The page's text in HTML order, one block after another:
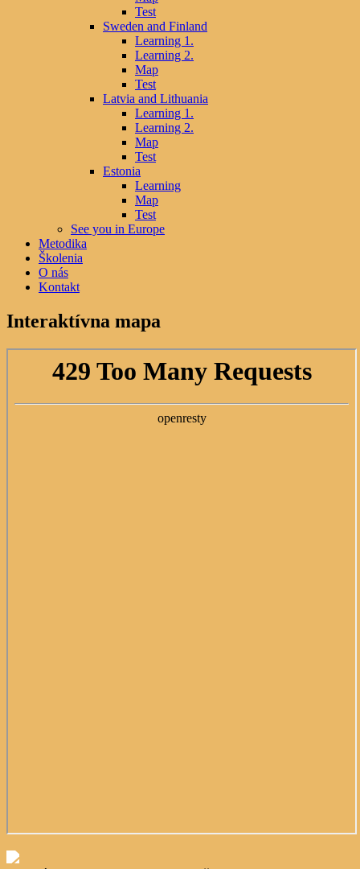
Test
Sweden and Finland
Learning 1.
Learning 2.
Map
Test
Latvia and Lithuania
Learning 1.
Learning 2.
Map
Test
Estonia
Learning
Map
Test
See you in Europe
Metodika
Školenia
O nás
Kontakt
Interaktívna mapa